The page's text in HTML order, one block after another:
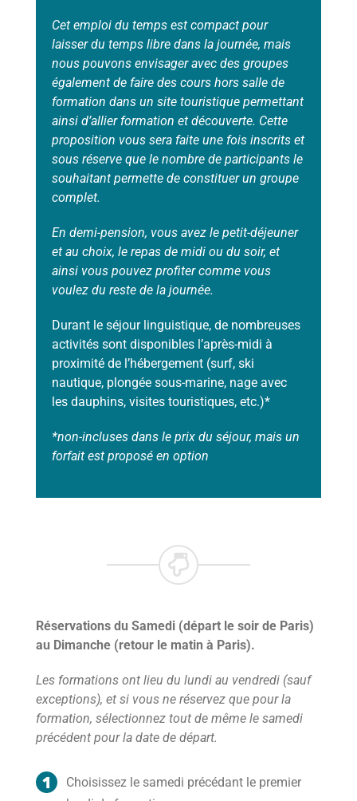
Cet emploi du temps est compact pour
laisser du temps libre dans la journée, mais
nous pouvons envisager avec des groupes
également de faire des cours hors salle de
formation dans un site touristique permettant
ainsi d’allier formation et découverte. Cette
proposition vous sera faite une fois inscrits et
sous réserve que le nombre de participants le
souhaitant permette de constituer un groupe
complet.
En demi-pension, vous avez le petit-déjeuner
et au choix, le repas de midi ou du soir, et
ainsi vous pouvez profiter comme vous
voulez du reste de la journée.
Durant le séjour linguistique, de nombreuses
activités sont disponibles l’après-midi à
proximité de l’hébergement (surf, ski
nautique, plongée sous-marine, nage avec
les dauphins, visites touristiques, etc.)*
*non-incluses dans le prix du séjour, mais un
forfait est proposé en option
Réservations du Samedi (départ le soir de Paris)
au Dimanche (retour le matin à Paris).
Les formations ont lieu du lundi au vendredi (sauf
exceptions), et si vous ne réservez que pour la
formation, sélectionnez tout de même le samedi
précédent pour la date de départ.
Choisissez le samedi précédant le premier